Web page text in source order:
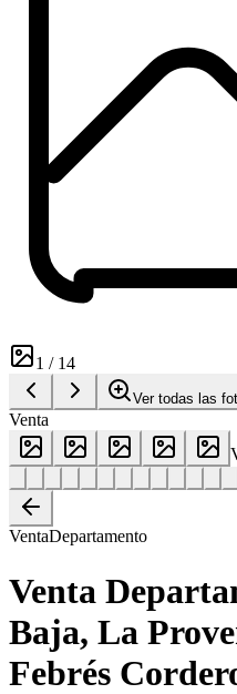
1 / 14
Ver todas las
Venta
VentaDepartamento
Venta
Baja, La
Febrés